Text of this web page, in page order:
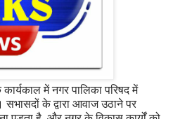
में नगर पालिका परिषद में
सभासदों के द्वारा आवाज उठाने पर